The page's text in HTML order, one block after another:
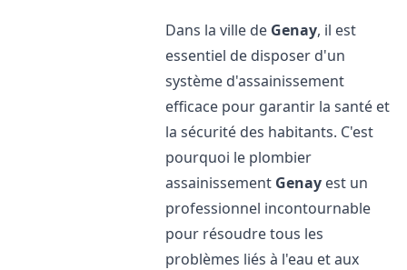
Dans la ville de Genay, il est
essentiel de disposer d'un
système d'assainissement
efficace pour garantir la santé et
la sécurité des habitants. C'est
pourquoi le plombier
assainissement Genay est un
professionnel incontournable
pour résoudre tous les
problèmes liés à l'eau et aux